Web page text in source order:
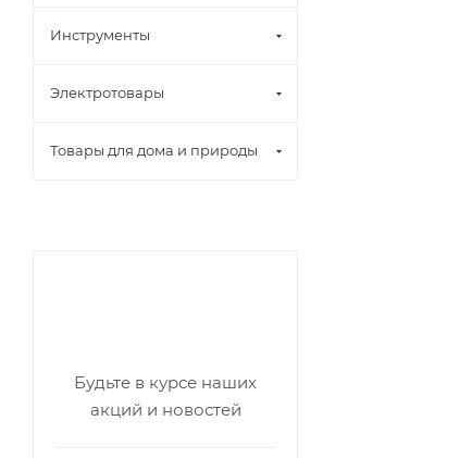
Инструменты
Электротовары
Товары для дома и природы
Будьте в курсе наших
акций и новостей